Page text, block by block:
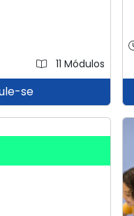
11 Módulos
se